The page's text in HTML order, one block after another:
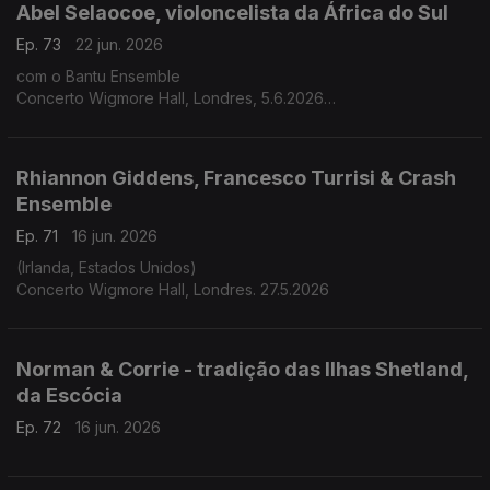
Abel Selaocoe, violoncelista da África do Sul
Ep. 73
22 jun. 2026
com o Bantu Ensemble
Concerto Wigmore Hall, Londres, 5.6.2026
Rhiannon Giddens, Francesco Turrisi & Crash
Ensemble
Ep. 71
16 jun. 2026
(Irlanda, Estados Unidos)
Concerto Wigmore Hall, Londres. 27.5.2026
Norman & Corrie - tradição das Ilhas Shetland,
da Escócia
Ep. 72 16 jun. 2026